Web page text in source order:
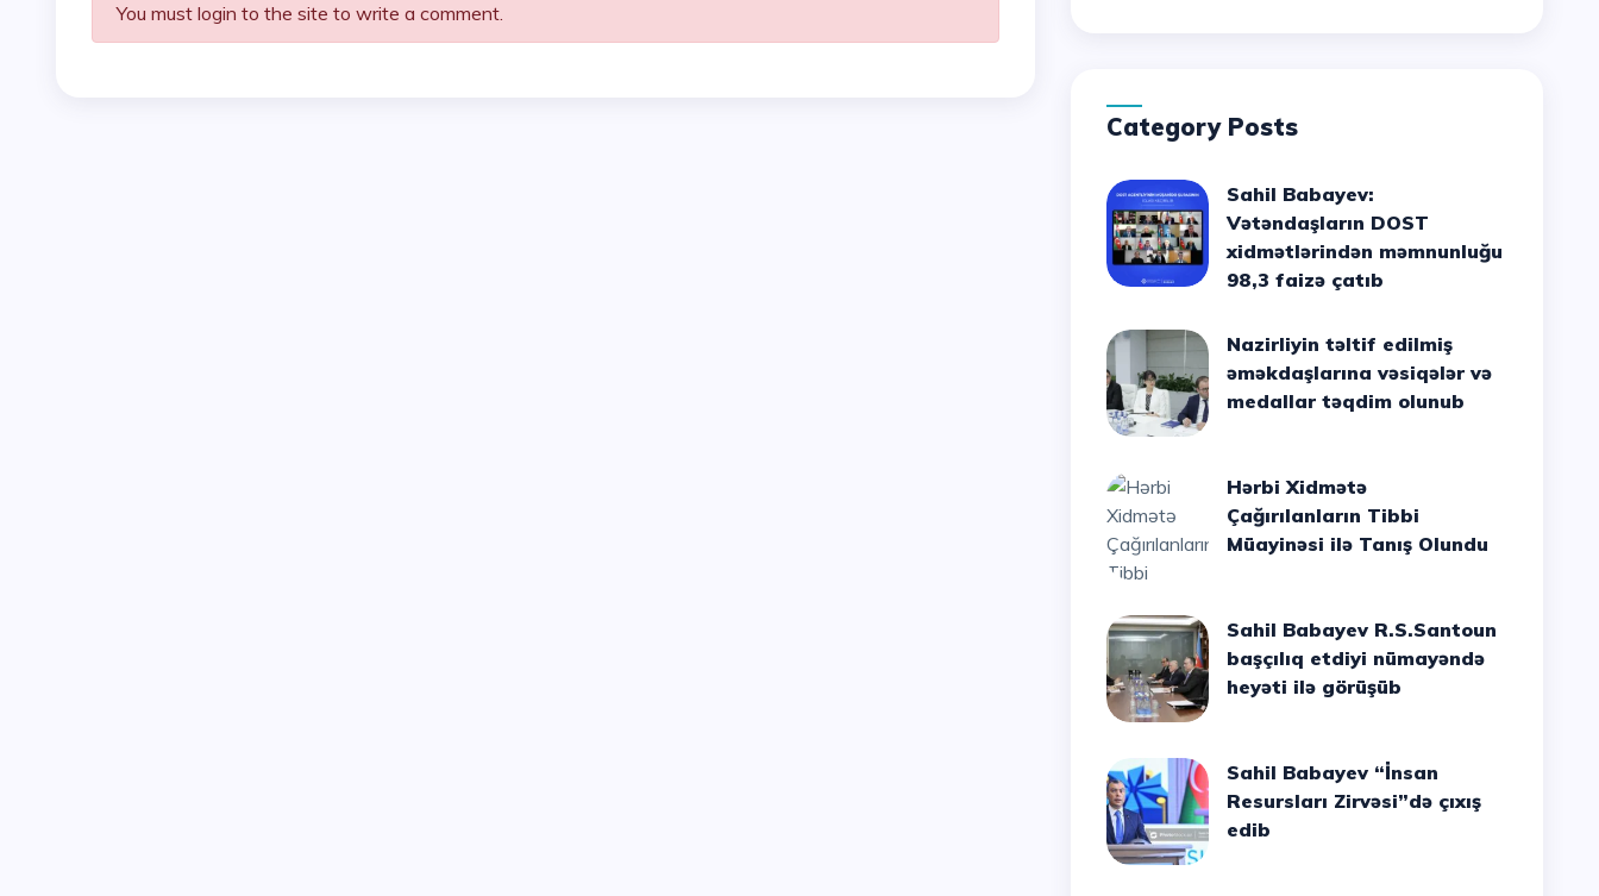
You must login to the site to write a comment.
Category Posts
Sahil Babayev:
Vətəndaşların DOST
xidmətlərindən məmnunluğu
98,3 faizə çatıb
Nazirliyin təltif edilmiş
əməkdaşlarına vəsiqələr və
medallar təqdim olunub
Hərbi Xidmətə
Çağırılanların Tibbi
Müayinəsi ilə Tanış Olundu
Sahil Babayev R.S.Santoun
başçılıq etdiyi nümayəndə
heyəti ilə görüşüb
Sahil Babayev “İnsan
Resursları Zirvəsi”də çıxış
edib